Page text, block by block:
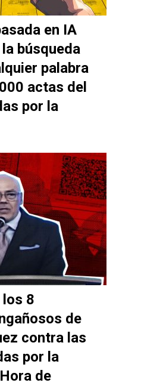
en IA
búsqueda
palabra
actas del
por la
los 8
de
contra las
por la
de